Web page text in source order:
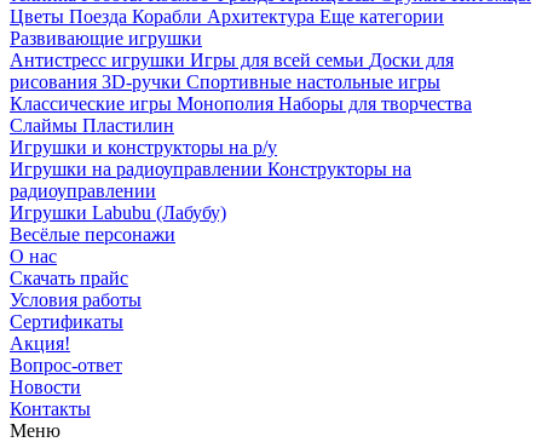
Цветы Поезда Корабли Архитектура Еще категории
Развивающие игрушки
Антистресс игрушки Игры для всей семьи Доски для
рисования 3D-ручки Спортивные настольные игры
Классические игры Монополия Наборы для творчества
Слаймы Пластилин
Игрушки и конструкторы на р/у
Игрушки на радиоуправлении Конструкторы на
радиоуправлении
Игрушки Labubu (Лабубу)
Весёлые персонажи
О нас
Скачать прайс
Условия работы
Сертификаты
Акция!
Вопрос-ответ
Новости
Контакты
Меню